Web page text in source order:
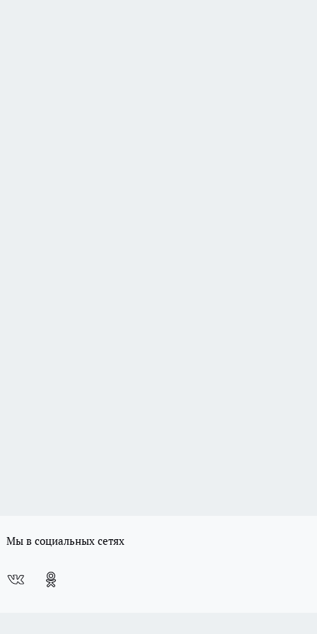
Мы в социальных сетях